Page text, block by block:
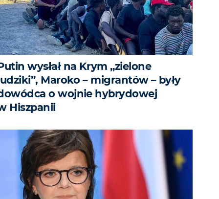
wysłał na Krym „zielone
Maroko – migrantów – były
o wojnie hybrydowej
Hiszpanii